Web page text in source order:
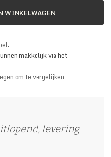
WINKELWAGEN
.
makkelijk via het
om te vergelijken
levering